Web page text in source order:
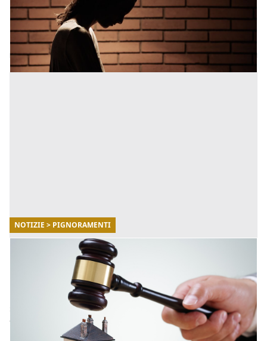
Chiunque sia proprietario di un immobile potrebbe
porsi questa domanda. Ecco alcune informazioni utili
per rendere la tua proprietà impignorabile. [...]
NOTIZIE > PIGNORAMENTI
Settembre: tornano i pignoramenti
La crisi economica provocata dalla pandemia ha fatto
sì che l' agenzia delle entrate concedesse un po' di
tregua ai debitori. Le cartelle esattoriali e i pignoramen